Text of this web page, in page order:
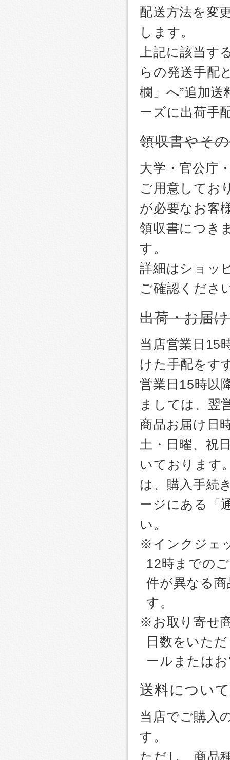
配送方法を変
します。
上記に該当
らの発送手配
欄」へ”追加
ーズに出荷手
領収書やそ
大学・官公庁
ご用意してお
が必要なお客
領収書につき
す。
詳細はショッ
ご確認くださ
出荷・お届
当店営業日15
けた手配をす
営業日15時以
ましては、翌
商品お届け日
土・日曜、祝
いております
は、購入手続
ージにある「
い。
※インクジェ
12時までの
件が異なる
す。
※お取り寄せ
日数をいた
ールまたは
送料について
当店でご購入
す。
ただし、商品